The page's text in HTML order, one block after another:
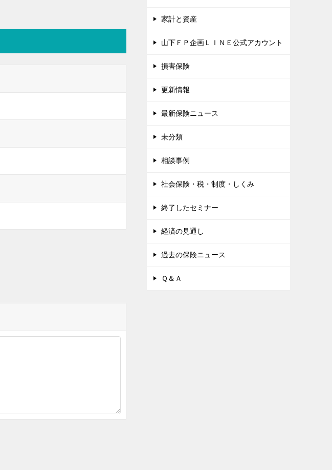
家計と資産
山下ＦＰ企画ＬＩＮＥ公式アカウント
損害保険
更新情報
最新保険ニュース
未分類
相談事例
社会保険・税・制度・しくみ
終了したセミナー
経済の見通し
過去の保険ニュース
Ｑ＆Ａ